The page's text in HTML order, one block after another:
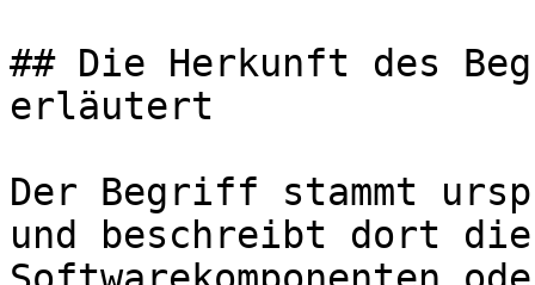
## Die Herkunft des
erläutert
Der Begriff stammt
und beschreibt dort die